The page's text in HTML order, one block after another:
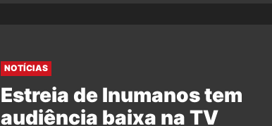
NOTÍCIAS
Estreia de Inumanos tem
audiência baixa na TV